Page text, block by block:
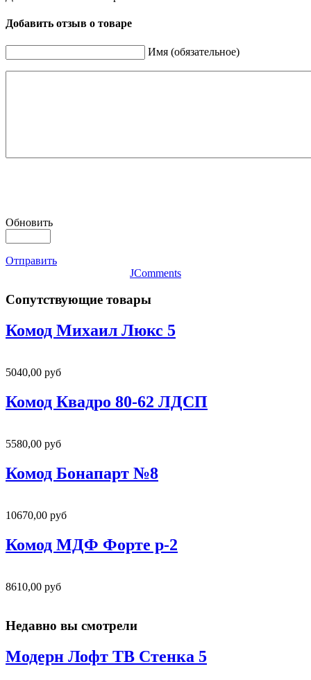
Добавить отзыв о товаре
Имя (обязательное)
Обновить
Отправить
JComments
Сопутствующие товары
Комод Михаил Люкс 5
5040,00 руб
Комод Квадро 80-62 ЛДСП
5580,00 руб
Комод Бонапарт №8
10670,00 руб
Комод МДФ Форте р-2
8610,00 руб
Недавно вы смотрели
Модерн Лофт ТВ Стенка 5